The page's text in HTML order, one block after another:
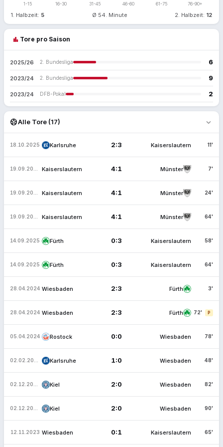
1-15 16-30 31-45 46-60 61-75 76-90+
1. Halbzeit: 5 Ø 54. Minute 2. Halbzeit: 12
bar_chart Tore pro Saison
2025/26 2. Bundesliga 6
2023/24 2. Bundesliga 9
2023/24 DFB-Pokal 2
sports_soccerAlle Tore (17) expand_more
18.10.2025 Karlsruhe 2:3 Kaiserslautern 11'
Kaiserslautern 4:1 Münster 7'
Kaiserslautern 4:1 Münster 24'
Kaiserslautern 4:1 Münster 64'
14.09.2025 Fürth 0:3 Kaiserslautern 58'
14.09.2025 Fürth 0:3 Kaiserslautern 64'
28.04.2024 Wiesbaden 2:3 Fürth 3'
28.04.2024 Wiesbaden 2:3 Fürth 72' P
05.04.2024 Rostock 0:0 Wiesbaden 78'
Karlsruhe 1:0 Wiesbaden 48'
Kiel 2:0 Wiesbaden 82'
Kiel 2:0 Wiesbaden 90'
12.11.2023 Wiesbaden 0:1 Kaiserslautern 65'